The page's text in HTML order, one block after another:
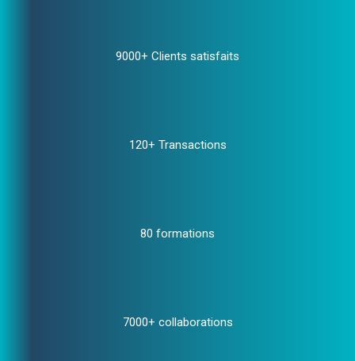
9000+ Clients satisfaits
120+ Transactions
80 formations
7000+ collaborations